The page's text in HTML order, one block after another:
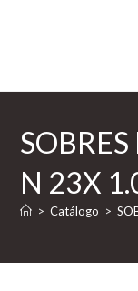
N 23X
> Catálogo >